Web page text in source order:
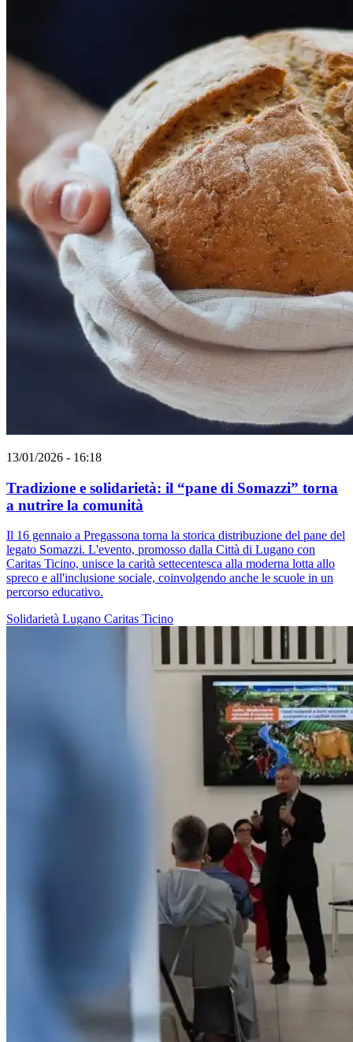
13/01/2026 - 16:18
Tradizione e solidarietà: il “pane di Somazzi” torna
a nutrire la comunità
Il 16 gennaio a Pregassona torna la storica distribuzione del pane del
legato Somazzi. L'evento, promosso dalla Città di Lugano con
Caritas Ticino, unisce la carità settecentesca alla moderna lotta allo
spreco e all'inclusione sociale, coinvolgendo anche le scuole in un
percorso educativo.
Solidarietà Lugano Caritas Ticino